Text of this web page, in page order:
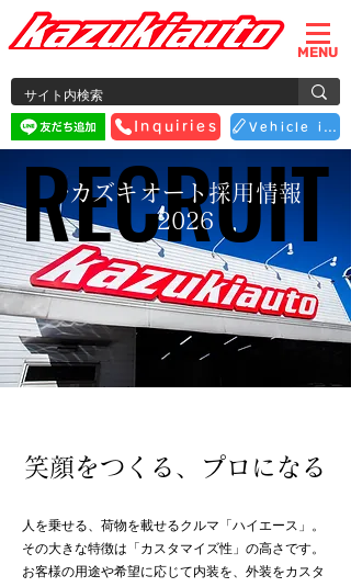
Inquiries
MENU
RECRUIT
RECRUIT
カズキオート採用情報
2026
笑顔をつくる、プロになる
人を乗せる、荷物を載せるクルマ「ハイエース」。
その大きな特徴は「カスタマイズ性」の高さです。
お客様の用途や希望に応じて内装を、外装をカスタ